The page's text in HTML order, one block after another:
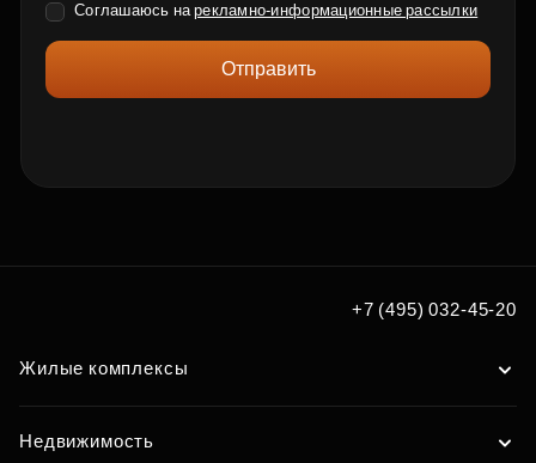
Соглашаюсь нарекламно-информационные рассылки
Отправить
+7 (495) 032-45-20
Жилые комплексы
Недвижимость